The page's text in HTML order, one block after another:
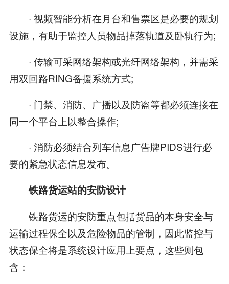
· 视频智能分析在月台和售票区是必要的规划
设施，有助于监控人员物品掉落轨道及卧轨行为;
· 传输可采网络架构或光纤网络架构，并需采
用双回路RING备援系统方式;
· 门禁、消防、广播以及防盗等都必须连接在
同一个平台上以整合操作;
· 消防必须结合列车信息广告牌PIDS进行必
要的紧急状态信息发布。
铁路货运站的安防设计
铁路货运的安防重点包括货品的本身安全与
运输过程保全以及危险物品的管制，因此监控与
状态保全将是系统设计应用上要点，这些则包
含：